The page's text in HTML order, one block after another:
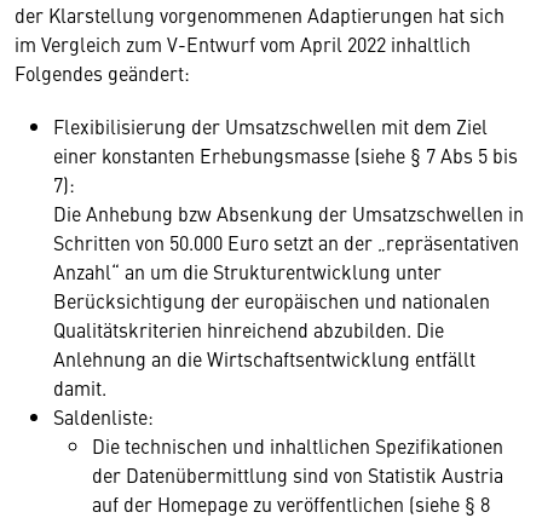
der Klarstellung vorgenommenen Adaptierungen hat sich
im Vergleich zum V-Entwurf vom April 2022 inhaltlich
Folgendes geändert:
Flexibilisierung der Umsatzschwellen mit dem Ziel
einer konstanten Erhebungsmasse (siehe § 7 Abs 5 bis
7):
Die Anhebung bzw Absenkung der Umsatzschwellen in
Schritten von 50.000 Euro setzt an der „repräsentativen
Anzahl“ an um die Strukturentwicklung unter
Berücksichtigung der europäischen und nationalen
Qualitätskriterien hinreichend abzubilden. Die
Anlehnung an die Wirtschaftsentwicklung entfällt
damit.
Saldenliste:
Die technischen und inhaltlichen Spezifikationen
der Datenübermittlung sind von Statistik Austria
auf der Homepage zu veröffentlichen (siehe § 8